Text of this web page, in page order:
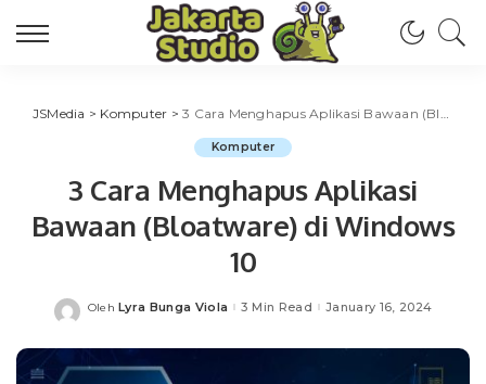
JSMedia > Komputer >3 Cara Menghapus Aplikasi Bawaan (Bloatware) di Windows 10
Komputer
3 Cara Menghapus Aplikasi
Bawaan (Bloatware) di Windows
10
Posted
Oleh Lyra Bunga Viola 3 Min Read January 16, 2024